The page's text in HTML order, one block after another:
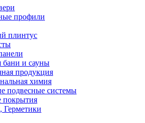
профили
плинтус
бани и сауны
продукция
химия
подвесные системы
покрытия
Герметики